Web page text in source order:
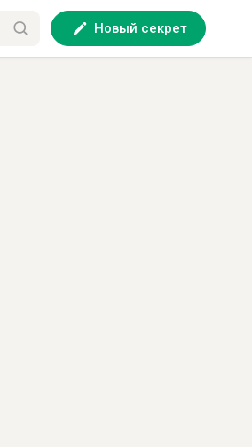
Новый секрет